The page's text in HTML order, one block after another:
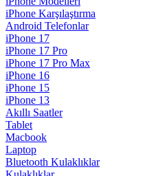
iPhone Karşılaştırma
Android Telefonlar
iPhone 17
iPhone 17 Pro
iPhone 17 Pro Max
iPhone 16
iPhone 15
iPhone 13
Akıllı Saatler
Tablet
Macbook
Laptop
Bluetooth Kulaklıklar